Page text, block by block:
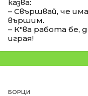
казва:
– Свършвай, че
вършим.
– К"ва работа бе,
играя!
БОРЦИ